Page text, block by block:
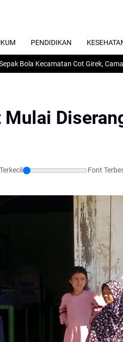
PENDIDIKAN
Kecamatan Cot Girek, Camat
Font